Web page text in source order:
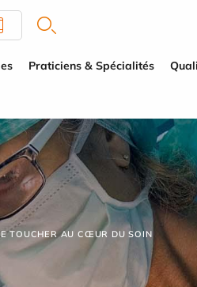
Praticiens & Spécialités
TOUCHER AU CŒUR DU SOIN